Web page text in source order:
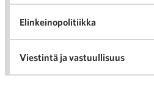
Elinkeinopolitiikka
Viestintä ja vastuullisuus